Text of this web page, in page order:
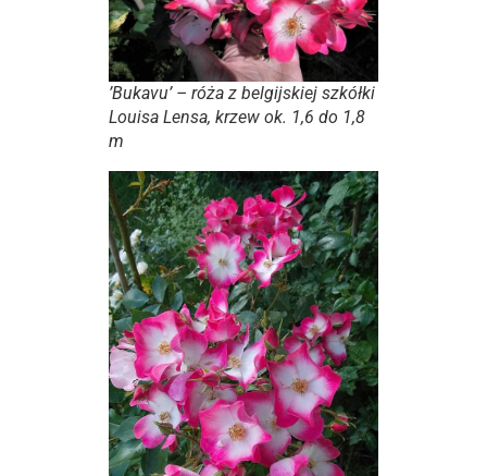
’Bukavu’ – róża z belgijskiej szkółki
Louisa Lensa, krzew ok. 1,6 do 1,8
m